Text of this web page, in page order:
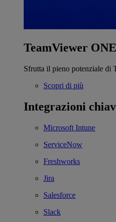
TeamViewer ONE
Sfrutta il pieno potenziale di
Scopri di più
Integrazioni
Microsoft Intune
ServiceNow
Freshworks
Jira
Salesforce
Slack